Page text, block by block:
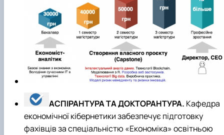
АСПІРАНТУРА ТА ДОКТОРАНТУРА. Кафедра
економічної кібернетики забезпечує підготовку
фахівців за спеціальністю «Економіка» освітньою